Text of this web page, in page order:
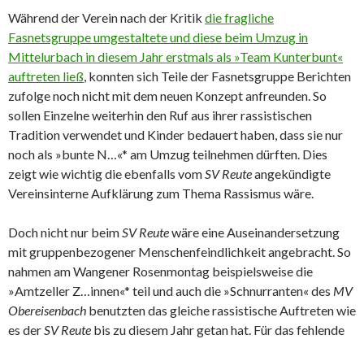
Während der Verein nach der Kritik die fragliche
Fasnetsgruppe umgestaltete und diese beim Umzug in
Mittelurbach in diesem Jahr erstmals als »Team Kunterbunt«
auftreten ließ, konnten sich Teile der Fasnetsgruppe Berichten
zufolge noch nicht mit dem neuen Konzept anfreunden. So
sollen Einzelne weiterhin den Ruf aus ihrer rassistischen
Tradition verwendet und Kinder bedauert haben, dass sie nur
noch als »bunte N…«* am Umzug teilnehmen dürften. Dies
zeigt wie wichtig die ebenfalls vomSV Reuteangekündigte
Vereinsinterne Aufklärung zum Thema Rassismus wäre.
Doch nicht nur beimSV Reutewäre eine Auseinandersetzung
mit gruppenbezogener Menschenfeindlichkeit angebracht. So
nahmen am Wangener Rosenmontag beispielsweise die
»Amtzeller Z…innen«* teil und auch die »Schnurranten« des MV
Obereisenbach benutzten das gleiche rassistische Auftreten wie
es derSV Reute bis zu diesem Jahr getan hat. Für das fehlende